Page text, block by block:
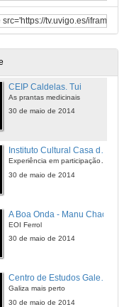
Escola nº1 - Santo Amaro - Chaves
Canção tradicional portuguêsa "vai marinheiro vai vai"
30 de maio de 2014
CEIP Caldelas. Tui
As prantas medicinais
30 de maio de 2014
Instituto Cultural Casa do Beradero. Paraiba Brasil
Experiência em participação na 10ª Edição do Ponte nas Ondas
30 de maio de 2014
A Boa Onda - Manu Chao
EOI Ferrol
30 de maio de 2014
Centro de Estudos Galegos (Universidade do Minho)
Galiza mais perto
30 de maio de 2014